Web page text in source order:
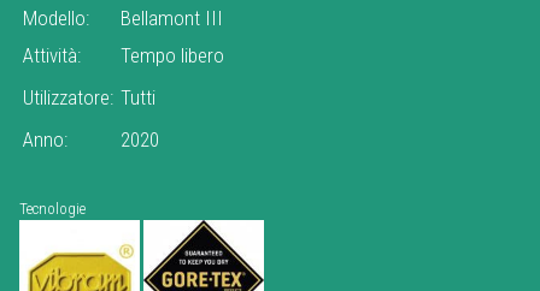
Modello:
Bellamont III
Attività:
Tempo libero
Utilizzatore: Tutti
Anno:
2020
Tecnologie